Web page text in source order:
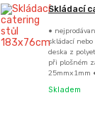
Skládací
•
skládací
deska z
při plošném
25mmx1mm
Skladem